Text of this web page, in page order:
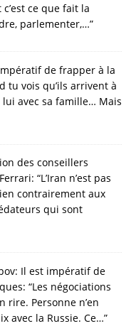
ce que fait la
parlementer,…”
de frapper à la
tu vois qu’ils arrivent à
avec sa famille… Mais
des conseillers
: “L’Iran n’est pas
contrairement aux
qui sont
Il est impératif de
: “Les négociations
rire. Personne n’en
avec la Russie. Ce…”